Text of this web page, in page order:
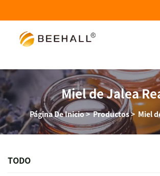
Miel de Jalea
Página De Inicio>Productos> Miel
TODO